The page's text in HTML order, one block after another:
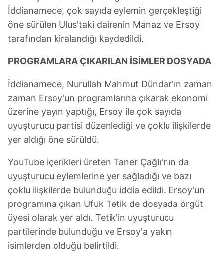
İddianamede, çok sayıda eylemin gerçekleştiği
öne sürülen Ulus'taki dairenin Manaz ve Ersoy
tarafından kiralandığı kaydedildi.
PROGRAMLARA ÇIKARILAN İSİMLER DOSYADA
İddianamede, Nurullah Mahmut Dündar'ın zaman
zaman Ersoy'un programlarına çıkarak ekonomi
üzerine yayın yaptığı, Ersoy ile çok sayıda
uyuşturucu partisi düzenlediği ve çoklu ilişkilerde
yer aldığı öne sürüldü.
YouTube içerikleri üreten Taner Çağlı'nın da
uyuşturucu eylemlerine yer sağladığı ve bazı
çoklu ilişkilerde bulunduğu iddia edildi. Ersoy'un
programına çıkan Ufuk Tetik de dosyada örgüt
üyesi olarak yer aldı. Tetik'in uyuşturucu
partilerinde bulunduğu ve Ersoy'a yakın
isimlerden olduğu belirtildi.